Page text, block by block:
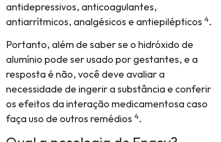
antidepressivos, anticoagulantes,
antiarrítmicos, analgésicos e antiepilépticos 4.
Portanto, além de saber se o hidróxido de
alumínio pode ser usado por gestantes, e a
resposta é não, você deve avaliar a
necessidade de ingerir a substância e conferir
os efeitos da interação medicamentosa caso
faça uso de outros remédios 4.